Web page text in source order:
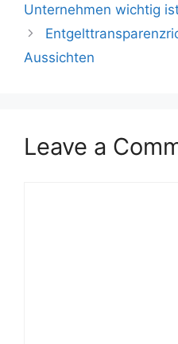
Unternehmen wichtig
Aussichten
Leave a